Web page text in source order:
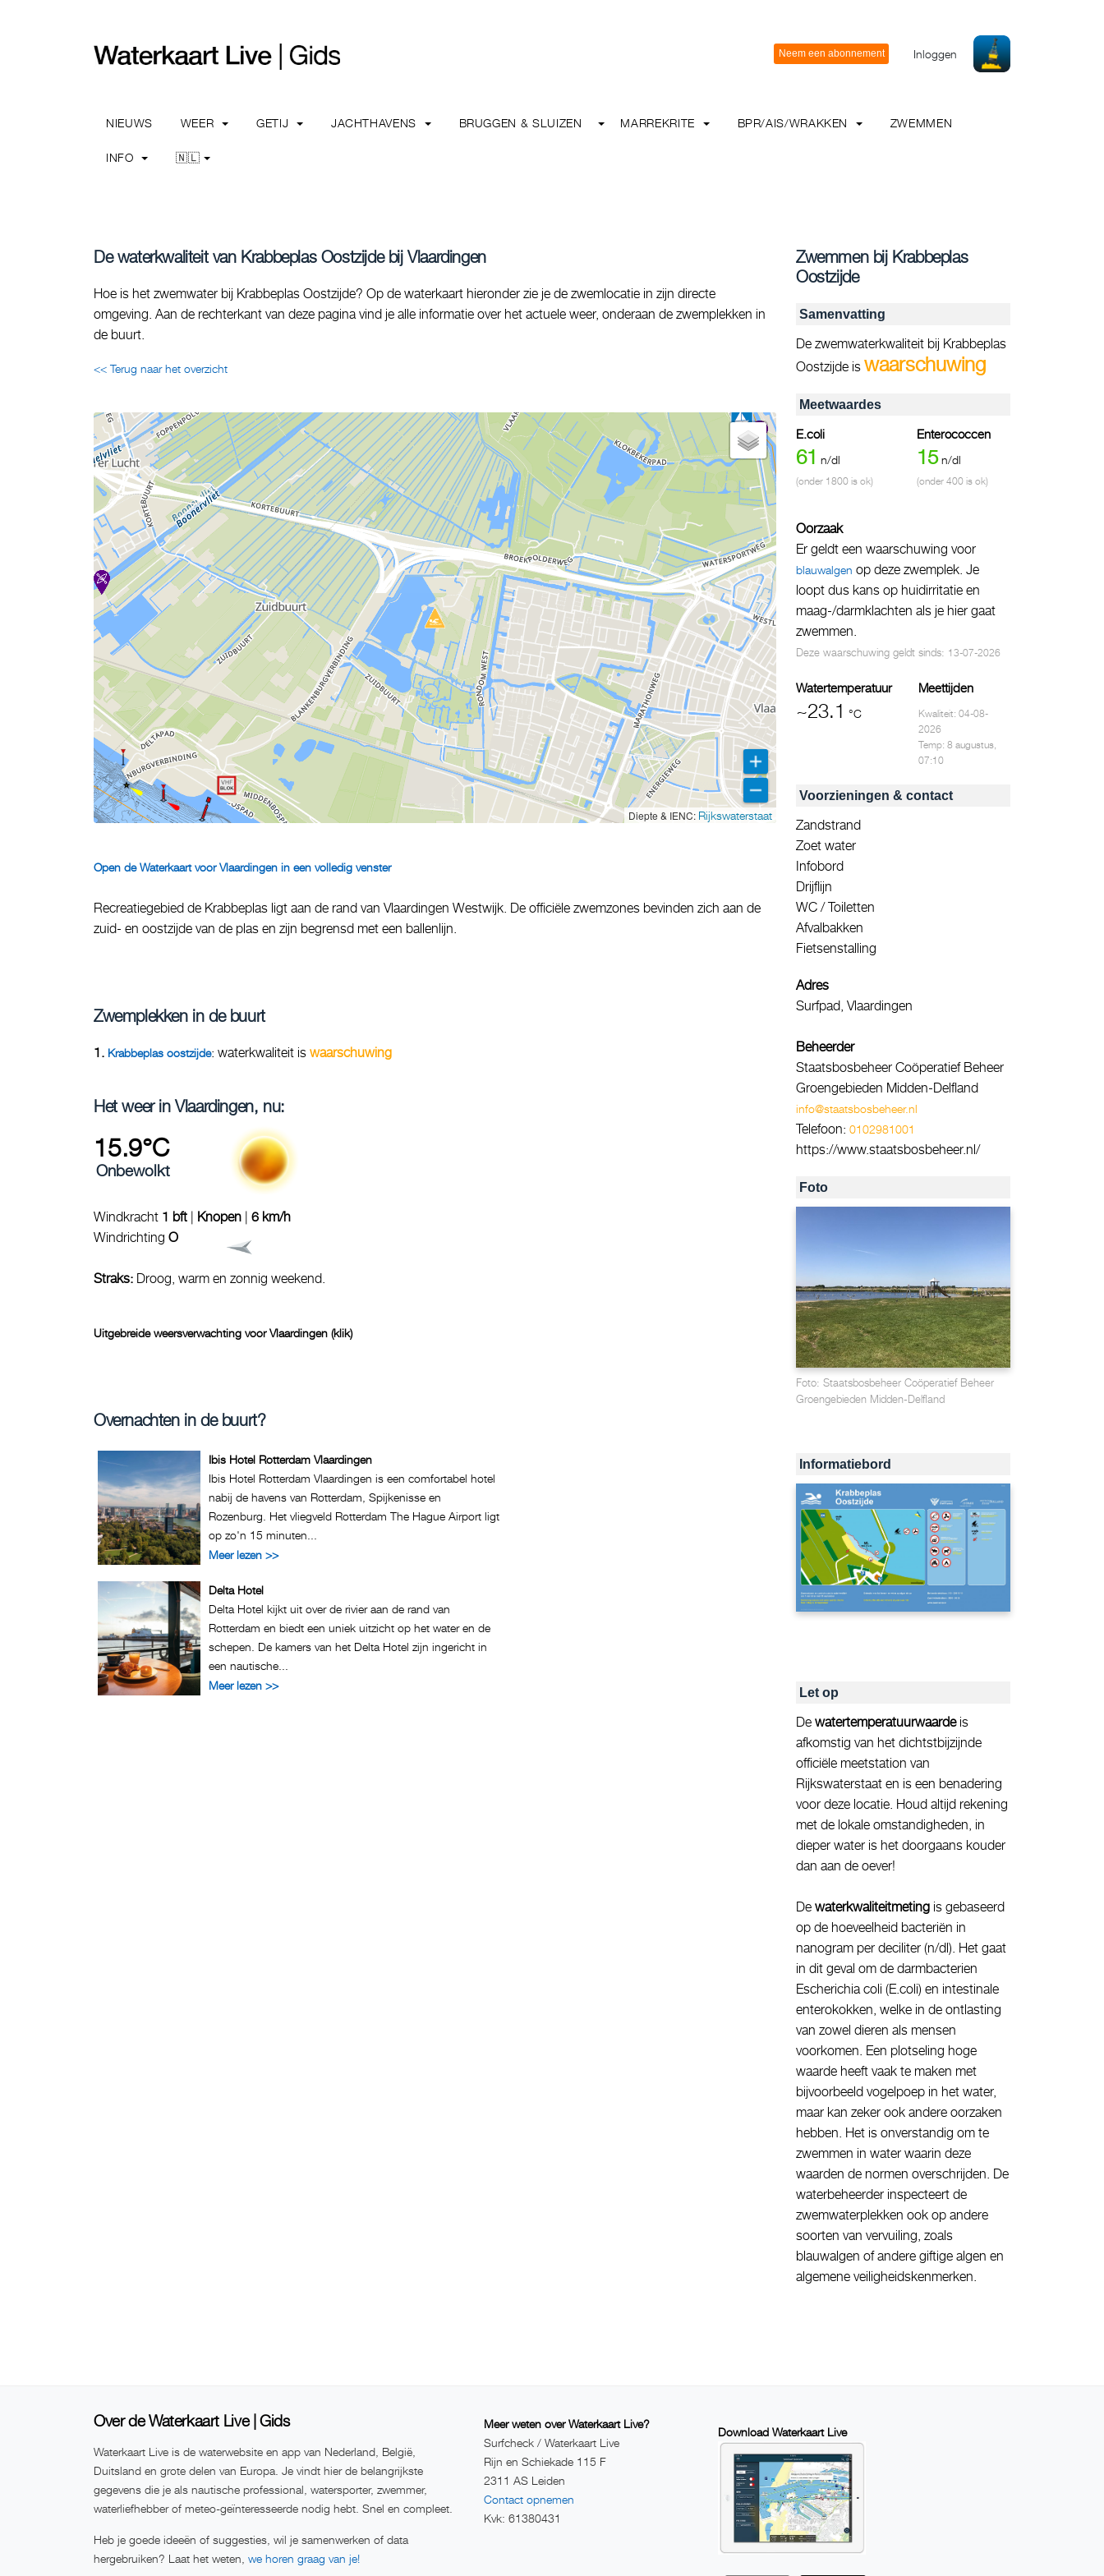
Inloggen
NIEUWS WEER GETIJ JACHTHAVENS BRUGGEN & SLUIZEN MARREKRITE BPR/AIS/WRAKKEN ZWEMMEN
INFO 🇳🇱
De waterkwaliteit van Krabbeplas Oostzijde bij Vlaardingen
Hoe is het zwemwater bij Krabbeplas Oostzijde? Op de waterkaart hieronder zie je de zwemlocatie in zijn directe
omgeving. Aan de rechterkant van deze pagina vind je alle informatie over het actuele weer, onderaan de zwemplekken in
de buurt.
<< Terug naar het overzicht
Diepte & IENC: Rijkswaterstaat
Open de Waterkaart voor Vlaardingen in een volledig venster
Recreatiegebied de Krabbeplas ligt aan de rand van Vlaardingen Westwijk. De officiële zwemzones bevinden zich aan de
zuid- en oostzijde van de plas en zijn begrensd met een ballenlijn.
Zwemplekken in de buurt
1. Krabbeplas oostzijde: waterkwaliteit is waarschuwing
Het weer in Vlaardingen, nu:
15.9°C
Onbewolkt
Windkracht 1 bft | Knopen | 6 km/h
Windrichting O
Straks: Droog, warm en zonnig weekend.
Uitgebreide weersverwachting voor Vlaardingen (klik)
Overnachten in de buurt?
Ibis Hotel Rotterdam Vlaardingen
Ibis Hotel Rotterdam Vlaardingen is een comfortabel hotel
nabij de havens van Rotterdam, Spijkenisse en
Rozenburg. Het vliegveld Rotterdam The Hague Airport ligt
op zo'n 15 minuten...
Meer lezen >>
Delta Hotel
Delta Hotel kijkt uit over de rivier aan de rand van
Rotterdam en biedt een uniek uitzicht op het water en de
schepen. De kamers van het Delta Hotel zijn ingericht in
een nautische...
Meer lezen >>
Zwemmen bij Krabbeplas
Oostzijde
Samenvatting
De zwemwaterkwaliteit bij Krabbeplas
Oostzijde is waarschuwing
Meetwaardes
E.coli
61 n/dl
(onder 1800 is ok)
Enterococcen
15 n/dl
(onder 400 is ok)
Oorzaak
Er geldt een waarschuwing voor
blauwalgen op deze zwemplek. Je
loopt dus kans op huidirritatie en
maag-/darmklachten als je hier gaat
zwemmen.
Deze waarschuwing geldt sinds: 13-07-2026
Watertemperatuur
~23.1 °C
Meettijden
Kwaliteit: 04-08-
2026
Temp: 8 augustus,
07:10
Voorzieningen & contact
Zandstrand
Zoet water
Infobord
Drijflijn
WC / Toiletten
Afvalbakken
Fietsenstalling
Adres
Surfpad, Vlaardingen
Beheerder
Staatsbosbeheer Coöperatief Beheer
Groengebieden Midden-Delfland
info@staatsbosbeheer.nl
Telefoon: 0102981001
https://www.staatsbosbeheer.nl/
Foto
Foto: Staatsbosbeheer Coöperatief Beheer
Groengebieden Midden-Delfland
Informatiebord
Let op
De watertemperatuurwaardeis
afkomstig van het dichtstbijzijnde
officiële meetstation van
Rijkswaterstaat en is een benadering
voor deze locatie. Houd altijd rekening
met de lokale omstandigheden, in
dieper water is het doorgaans kouder
dan aan de oever!
De waterkwaliteitmeting is gebaseerd
op de hoeveelheid bacteriën in
nanogram per deciliter (n/dl). Het gaat
in dit geval om de darmbacterien
Escherichia coli (E.coli) en intestinale
enterokokken, welke in de ontlasting
van zowel dieren als mensen
voorkomen. Een plotseling hoge
waarde heeft vaak te maken met
bijvoorbeeld vogelpoep in het water,
maar kan zeker ook andere oorzaken
hebben. Het is onverstandig om te
zwemmen in water waarin deze
waarden de normen overschrijden. De
waterbeheerder inspecteert de
zwemwaterplekken ook op andere
soorten van vervuiling, zoals
blauwalgen of andere giftige algen en
algemene veiligheidskenmerken.
Over de Waterkaart Live | Gids
Waterkaart Live is de waterwebsite en app van Nederland, België,
Duitsland en grote delen van Europa. Je vindt hier de belangrijkste
gegevens die je als nautische professional, watersporter, zwemmer,
waterliefhebber of meteo-geïnteresseerde nodig hebt. Snel en compleet.
Heb je goede ideeën of suggesties, wil je samenwerken of data
hergebruiken? Laat het weten, we horen graag van je!
Meer weten over Waterkaart Live?
Surfcheck / Waterkaart Live
Rijn en Schiekade 115 F
2311 AS Leiden
Contact opnemen
Kvk: 61380431
Download Waterkaart Live